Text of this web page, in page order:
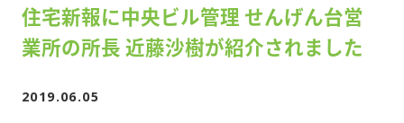
住宅新報に中央ビル管理 せんげん台営
業所の所長 近藤沙樹が紹介されました
2019.06.05